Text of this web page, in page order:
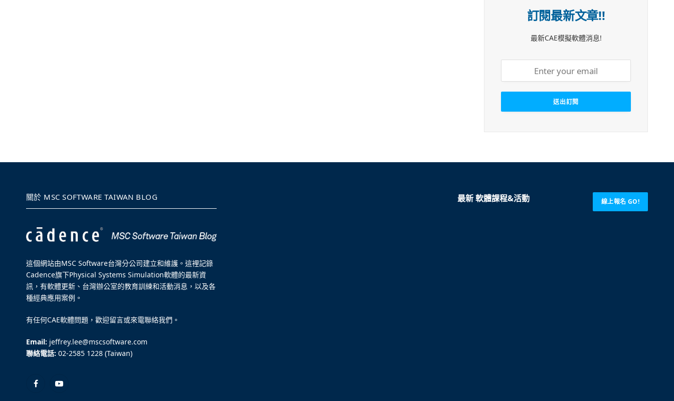
訂閱最新文章!!
最新CAE模擬軟體消息!
關於 MSC SOFTWARE TAIWAN BLOG
這個網站由MSC Software台灣分公司建立和維護。這裡記錄
Cadence旗下Physical Systems Simulation軟體的最新資
訊，有軟體更新、台灣辦公室的教育訓練和活動消息，以及各
種經典應用案例。
有任何CAE軟體問題，歡迎留言或來電聯絡我們。
Email: jeffrey.lee@mscsoftware.com
聯絡電話: 02-2585 1228 (Taiwan)
FacebookYouTube
最新 軟體課程&活動 線上報名 GO!